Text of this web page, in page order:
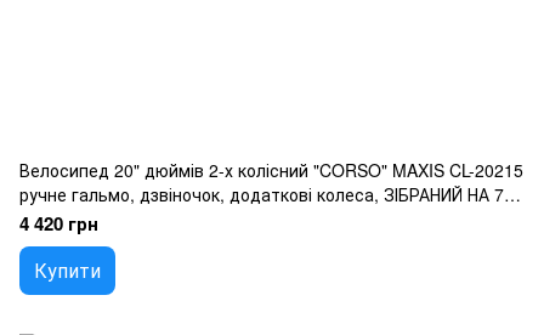
Велосипед 20" дюймів 2-х колісний "CORSO" MAXIS CL-20215
ручне гальмо, дзвіночок, додаткові колеса, ЗІБРАНИЙ НА 75,
в коробці
4 420 грн
Купити